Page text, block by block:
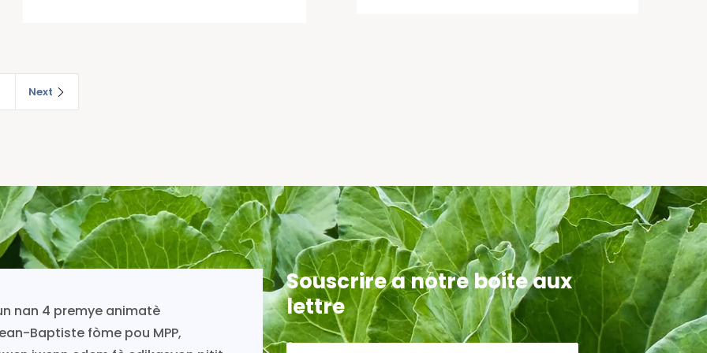
Next
ap viv toujou gras ak
.Esperyans mwen fè ak mpp sèke mwen rive
dekouvri mpp se yon òganizasyon ki p ap
Souscrire a notre boite aux
lettre